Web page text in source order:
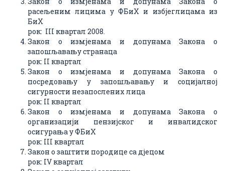
расељеним лицима у ФБиХ и избјеглицама из
БиХ
рок: III квартал 2008.
Закон о измјенама и допунама Закона о
запошљавању странаца
рок: II квартал
Закон о измјенама и допунама Закона о
посредовању у запошљавању и социјалној
сигурности незапослених лица
рок: II квартал
Закон о измјенама и допунама Закона о
организацији пензијског и инвалидског
осигурања у ФБиХ
рок: III квартал
Закон о заштити породице са дјецом
рок: IV квартал